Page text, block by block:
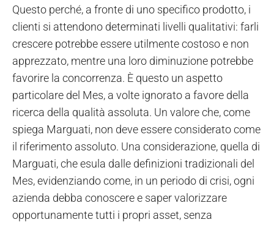
Questo perché, a fronte di uno specifico prodotto, i
clienti si attendono determinati livelli qualitativi: farli
crescere potrebbe essere utilmente costoso e non
apprezzato, mentre una loro diminuzione potrebbe
favorire la concorrenza. È questo un aspetto
particolare del Mes, a volte ignorato a favore della
ricerca della qualità assoluta. Un valore che, come
spiega Marguati, non deve essere considerato come
il riferimento assoluto. Una considerazione, quella di
Marguati, che esula dalle definizioni tradizionali del
Mes, evidenziando come, in un periodo di crisi, ogni
azienda debba conoscere e saper valorizzare
opportunamente tutti i propri asset, senza